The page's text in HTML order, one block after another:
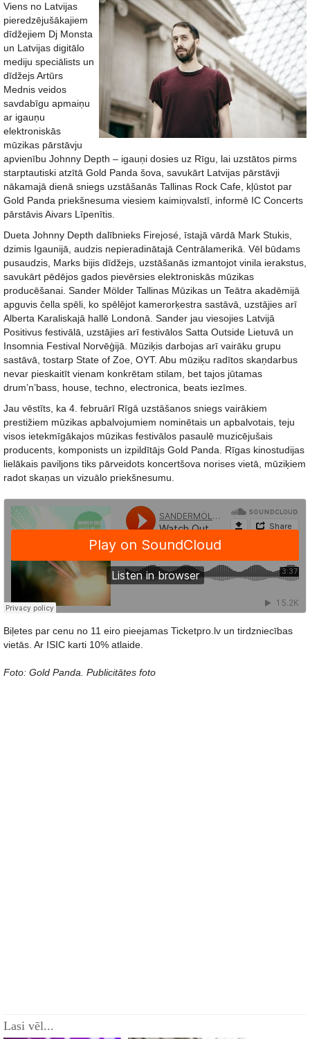
Viens no Latvijas
pieredzējušākajiem
dīdžejiem Dj Monsta
un Latvijas digitālo
mediju speciālists un
dīdžejs Artūrs
Mednis veidos
savdabīgu apmaiņu
ar igauņu
elektroniskās
mūzikas pārstāvju
apvienību Johnny Depth – igauņi dosies uz Rīgu, lai uzstātos pirms
starptautiski atzītā Gold Panda šova, savukārt Latvijas pārstāvji
nākamajā dienā sniegs uzstāšanās Tallinas Rock Cafe, kļūstot par
Gold Panda priekšnesuma viesiem kaimiņvalstī, informē IC Concerts
pārstāvis Aivars Līpenītis.
Dueta Johnny Depth dalībnieks Firejosé, īstajā vārdā Mark Stukis,
dzimis Igaunijā, audzis nepieradinātajā Centrālamerikā. Vēl būdams
pusaudzis, Marks bijis dīdžejs, uzstāšanās izmantojot vinila ierakstus,
savukārt pēdējos gados pievērsies elektroniskās mūzikas
producēšanai. Sander Mölder Tallinas Mūzikas un Teātra akadēmijā
apguvis čella spēli, ko spēlējot kamerorķestra sastāvā, uzstājies arī
Alberta Karaliskajā hallē Londonā. Sander jau viesojies Latvijā
Positivus festivālā, uzstājies arī festivālos Satta Outside Lietuvā un
Insomnia Festival Norvēģijā. Mūziķis darbojas arī vairāku grupu
sastāvā, tostarp State of Zoe, OYT. Abu mūziķu radītos skaņdarbus
nevar pieskaitīt vienam konkrētam stilam, bet tajos jūtamas
drum’n’bass, house, techno, electronica, beats iezīmes.
Jau vēstīts, ka 4. februārī Rīgā uzstāšanos sniegs vairākiem
prestižiem mūzikas apbalvojumiem nominētais un apbalvotais, teju
visos ietekmīgākajos mūzikas festivālos pasaulē muzicējušais
producents, komponists un izpildītājs Gold Panda. Rīgas kinostudijas
lielākais paviljons tiks pārveidots koncertšova norises vietā, mūziķiem
radot skaņas un vizuālo priekšnesumu.
Biļetes par cenu no 11 eiro pieejamas Ticketpro.lv un tirdzniecības
vietās. Ar ISIC karti 10% atlaide.
Foto: Gold Panda. Publicitātes foto
Lasi vēl...